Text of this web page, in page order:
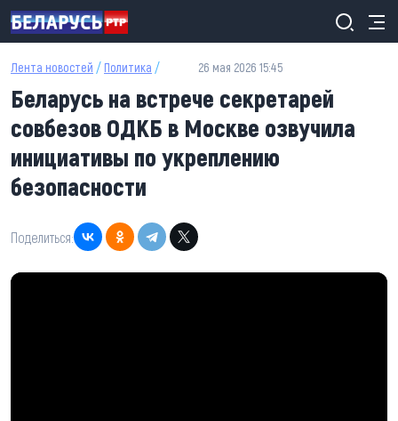
Перейти к основному содержанию
Лента новостей / Политика / 26 мая 2026 15:45
Беларусь на встрече секретарей
совбезов ОДКБ в Москве озвучила
инициативы по укреплению
безопасности
Поделиться: